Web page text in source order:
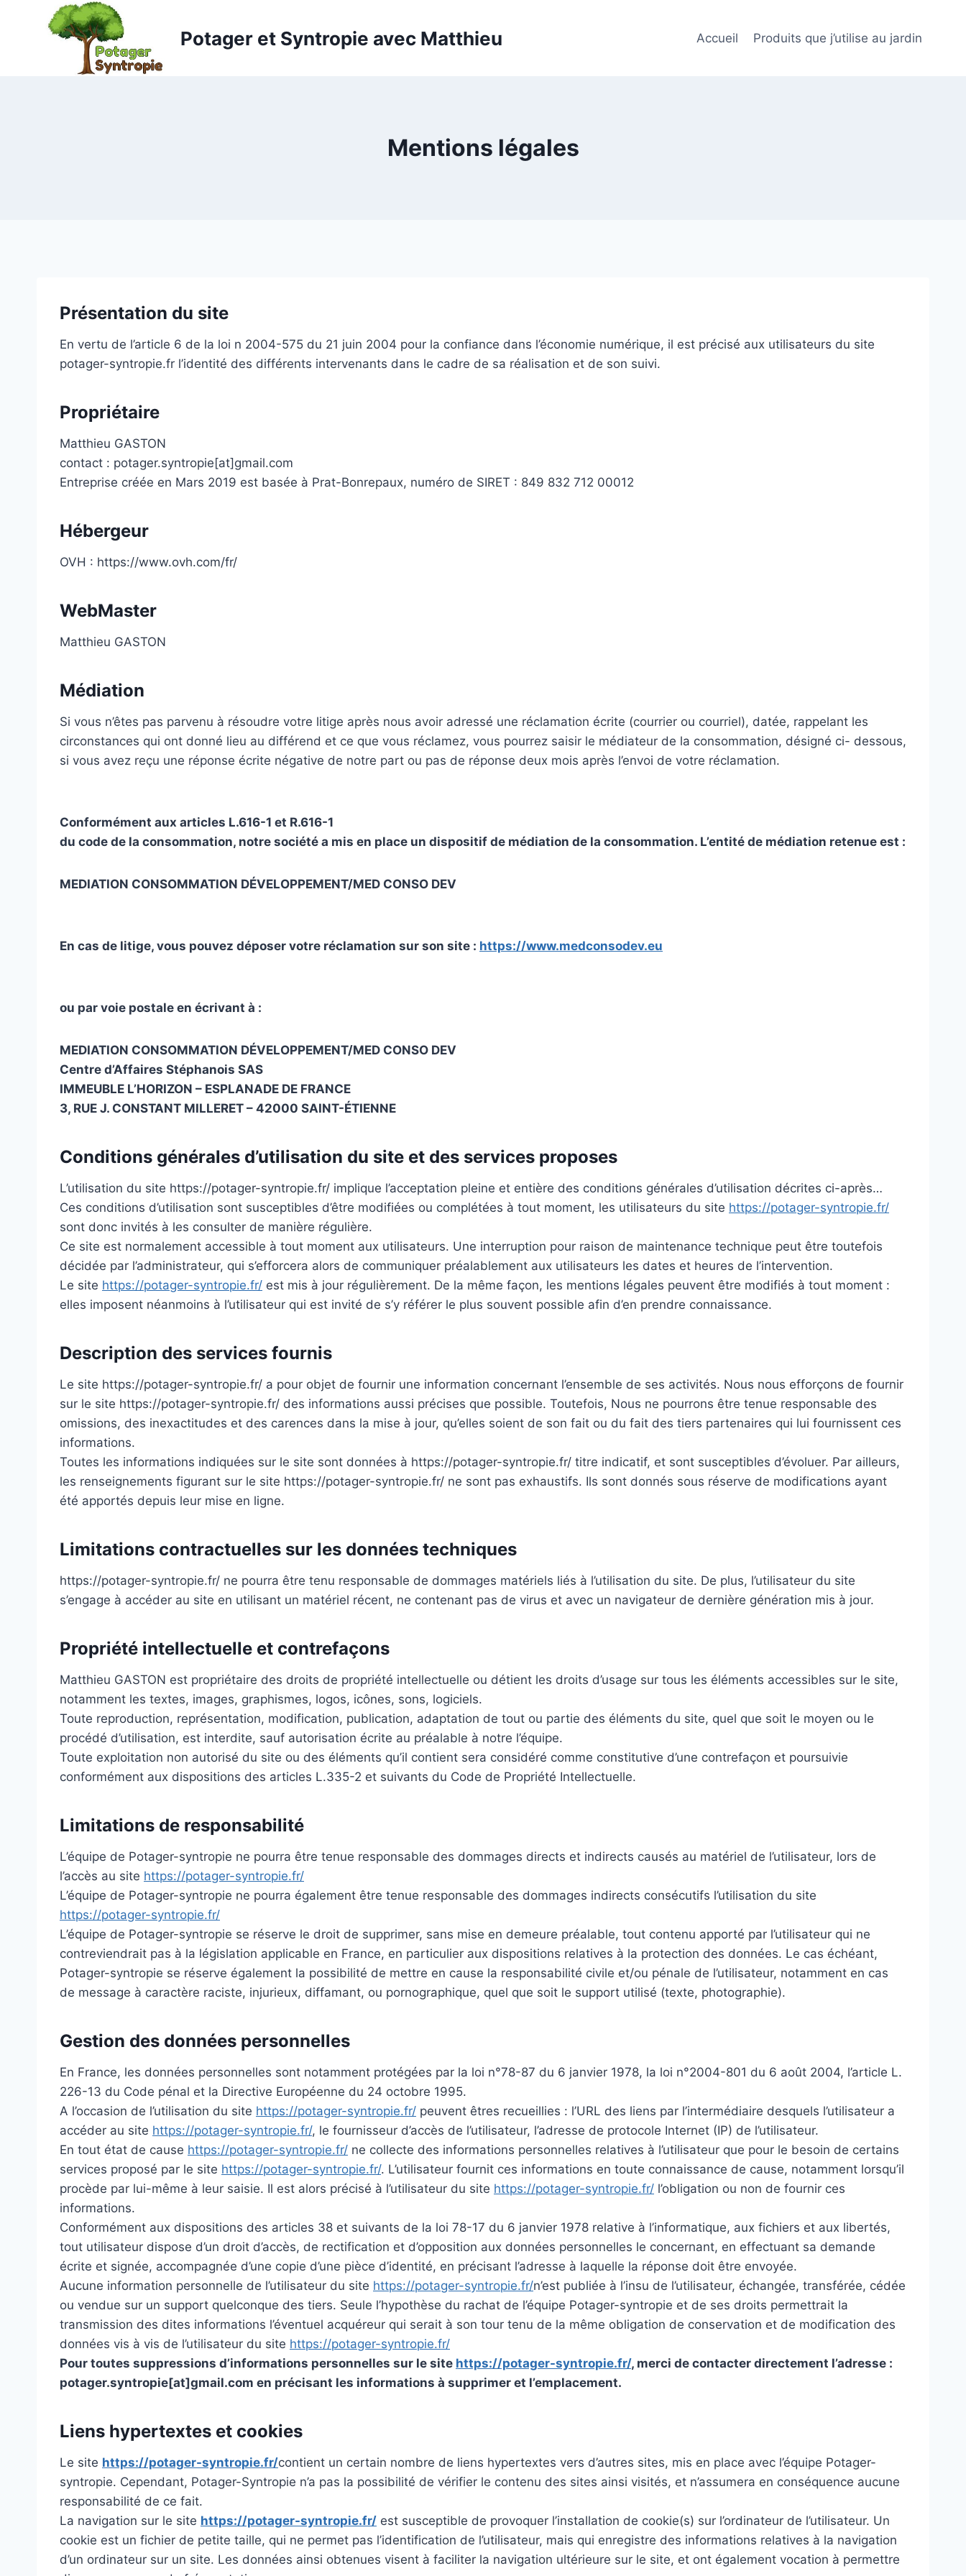
Potager et Syntropie avec Matthieu Accueil Produits que j’utilise au jardin
Mentions légales
Présentation du site
En vertu de l’article 6 de la loi n 2004-575 du 21 juin 2004 pour la confiance dans l’économie numérique, il est précisé aux utilisateurs du site
potager-syntropie.fr l’identité des différents intervenants dans le cadre de sa réalisation et de son suivi.
Propriétaire
Matthieu GASTON
contact : potager.syntropie[at]gmail.com
Entreprise créée en Mars 2019 est basée à Prat-Bonrepaux, numéro de SIRET : 849 832 712 00012
Hébergeur
OVH : https://www.ovh.com/fr/
WebMaster
Matthieu GASTON
Médiation
Si vous n’êtes pas parvenu à résoudre votre litige après nous avoir adressé une réclamation écrite (courrier ou courriel), datée, rappelant les
circonstances qui ont donné lieu au différend et ce que vous réclamez, vous pourrez saisir le médiateur de la consommation, désigné ci- dessous,
si vous avez reçu une réponse écrite négative de notre part ou pas de réponse deux mois après l’envoi de votre réclamation.
Conformément aux articles L.616-1 et R.616-1
du code de la consommation, notre société a mis en place un dispositif de médiation de la consommation. L’entité de médiation retenue est :
MEDIATION CONSOMMATION DÉVELOPPEMENT/MED CONSO DEV
En cas de litige, vous pouvez déposer votre réclamation sur son site : https://www.medconsodev.eu
ou par voie postale en écrivant à :
MEDIATION CONSOMMATION DÉVELOPPEMENT/MED CONSO DEV
Centre d’Affaires Stéphanois SAS
IMMEUBLE L’HORIZON – ESPLANADE DE FRANCE
3, RUE J. CONSTANT MILLERET – 42000 SAINT-ÉTIENNE
Conditions générales d’utilisation du site et des services proposes
L’utilisation du site https://potager-syntropie.fr/ implique l’acceptation pleine et entière des conditions générales d’utilisation décrites ci-après…
Ces conditions d’utilisation sont susceptibles d’être modifiées ou complétées à tout moment, les utilisateurs du site https://potager-syntropie.fr/
sont donc invités à les consulter de manière régulière.
Ce site est normalement accessible à tout moment aux utilisateurs. Une interruption pour raison de maintenance technique peut être toutefois
décidée par l’administrateur, qui s’efforcera alors de communiquer préalablement aux utilisateurs les dates et heures de l’intervention.
Le site https://potager-syntropie.fr/ est mis à jour régulièrement. De la même façon, les mentions légales peuvent être modifiés à tout moment :
elles imposent néanmoins à l’utilisateur qui est invité de s’y référer le plus souvent possible afin d’en prendre connaissance.
Description des services fournis
Le site https://potager-syntropie.fr/ a pour objet de fournir une information concernant l’ensemble de ses activités. Nous nous efforçons de fournir
sur le site https://potager-syntropie.fr/ des informations aussi précises que possible. Toutefois, Nous ne pourrons être tenue responsable des
omissions, des inexactitudes et des carences dans la mise à jour, qu’elles soient de son fait ou du fait des tiers partenaires qui lui fournissent ces
informations.
Toutes les informations indiquées sur le site sont données à https://potager-syntropie.fr/ titre indicatif, et sont susceptibles d’évoluer. Par ailleurs,
les renseignements figurant sur le site https://potager-syntropie.fr/ ne sont pas exhaustifs. Ils sont donnés sous réserve de modifications ayant
été apportés depuis leur mise en ligne.
Limitations contractuelles sur les données techniques
https://potager-syntropie.fr/ ne pourra être tenu responsable de dommages matériels liés à l’utilisation du site. De plus, l’utilisateur du site
s’engage à accéder au site en utilisant un matériel récent, ne contenant pas de virus et avec un navigateur de dernière génération mis à jour.
Propriété intellectuelle et contrefaçons
Matthieu GASTON est propriétaire des droits de propriété intellectuelle ou détient les droits d’usage sur tous les éléments accessibles sur le site,
notamment les textes, images, graphismes, logos, icônes, sons, logiciels.
Toute reproduction, représentation, modification, publication, adaptation de tout ou partie des éléments du site, quel que soit le moyen ou le
procédé d’utilisation, est interdite, sauf autorisation écrite au préalable à notre l’équipe.
Toute exploitation non autorisé du site ou des éléments qu’il contient sera considéré comme constitutive d’une contrefaçon et poursuivie
conformément aux dispositions des articles L.335-2 et suivants du Code de Propriété Intellectuelle.
Limitations de responsabilité
L’équipe de Potager-syntropie ne pourra être tenue responsable des dommages directs et indirects causés au matériel de l’utilisateur, lors de
l’accès au site https://potager-syntropie.fr/
L’équipe de Potager-syntropie ne pourra également être tenue responsable des dommages indirects consécutifs l’utilisation du site
https://potager-syntropie.fr/
L’équipe de Potager-syntropie se réserve le droit de supprimer, sans mise en demeure préalable, tout contenu apporté par l’utilisateur qui ne
contreviendrait pas à la législation applicable en France, en particulier aux dispositions relatives à la protection des données. Le cas échéant,
Potager-syntropie se réserve également la possibilité de mettre en cause la responsabilité civile et/ou pénale de l’utilisateur, notamment en cas
de message à caractère raciste, injurieux, diffamant, ou pornographique, quel que soit le support utilisé (texte, photographie).
Gestion des données personnelles
En France, les données personnelles sont notamment protégées par la loi n°78-87 du 6 janvier 1978, la loi n°2004-801 du 6 août 2004, l’article L.
226-13 du Code pénal et la Directive Européenne du 24 octobre 1995.
A l’occasion de l’utilisation du site https://potager-syntropie.fr/ peuvent êtres recueillies : l’URL des liens par l’intermédiaire desquels l’utilisateur a
accéder au site https://potager-syntropie.fr/, le fournisseur d’accès de l’utilisateur, l’adresse de protocole Internet (IP) de l’utilisateur.
En tout état de cause https://potager-syntropie.fr/ ne collecte des informations personnelles relatives à l’utilisateur que pour le besoin de certains
services proposé par le site https://potager-syntropie.fr/. L’utilisateur fournit ces informations en toute connaissance de cause, notamment lorsqu’il
procède par lui-même à leur saisie. Il est alors précisé à l’utilisateur du site https://potager-syntropie.fr/ l’obligation ou non de fournir ces
informations.
Conformément aux dispositions des articles 38 et suivants de la loi 78-17 du 6 janvier 1978 relative à l’informatique, aux fichiers et aux libertés,
tout utilisateur dispose d’un droit d’accès, de rectification et d’opposition aux données personnelles le concernant, en effectuant sa demande
écrite et signée, accompagnée d’une copie d’une pièce d’identité, en précisant l’adresse à laquelle la réponse doit être envoyée.
Aucune information personnelle de l’utilisateur du site https://potager-syntropie.fr/n’est publiée à l’insu de l’utilisateur, échangée, transférée, cédée
ou vendue sur un support quelconque des tiers. Seule l’hypothèse du rachat de l’équipe Potager-syntropie et de ses droits permettrait la
transmission des dites informations l’éventuel acquéreur qui serait à son tour tenu de la même obligation de conservation et de modification des
données vis à vis de l’utilisateur du site https://potager-syntropie.fr/
Pour toutes suppressions d’informations personnelles sur le site https://potager-syntropie.fr/, merci de contacter directement l’adresse :
potager.syntropie[at]gmail.com en précisant les informations à supprimer et l’emplacement.
Liens hypertextes et cookies
Le site https://potager-syntropie.fr/contient un certain nombre de liens hypertextes vers d’autres sites, mis en place avec l’équipe Potager-
syntropie. Cependant, Potager-Syntropie n’a pas la possibilité de vérifier le contenu des sites ainsi visités, et n’assumera en conséquence aucune
responsabilité de ce fait.
La navigation sur le site https://potager-syntropie.fr/ est susceptible de provoquer l’installation de cookie(s) sur l’ordinateur de l’utilisateur. Un
cookie est un fichier de petite taille, qui ne permet pas l’identification de l’utilisateur, mais qui enregistre des informations relatives à la navigation
d’un ordinateur sur un site. Les données ainsi obtenues visent à faciliter la navigation ultérieure sur le site, et ont également vocation à permettre